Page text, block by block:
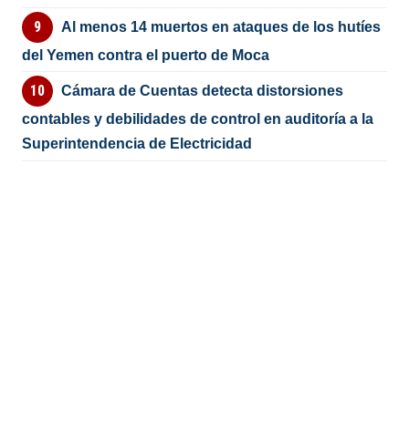
Al menos 14 muertos en ataques de los hutíes
del Yemen contra el puerto de Moca
Cámara de Cuentas detecta distorsiones
contables y debilidades de control en auditoría a la
Superintendencia de Electricidad